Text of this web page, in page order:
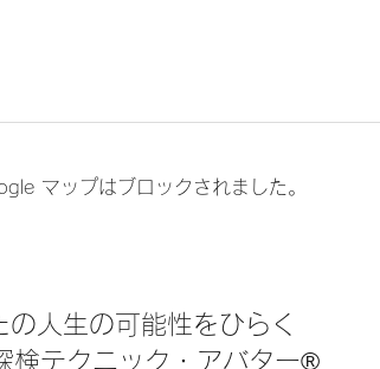
マップはブロックされました。
の人生の可能性をひらく
検テクニック・アバター®︎